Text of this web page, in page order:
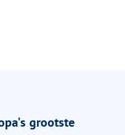
grootste